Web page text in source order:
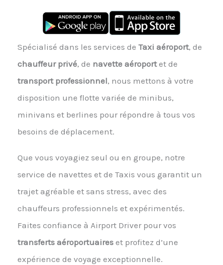
Spécialisé dans les services de Taxi aéroport, de
chauffeur privé, de navette aéroportet de
transport professionnel, nous mettons à votre
disposition une flotte variée de minibus,
minivans et berlines pour répondre à tous vos
besoins de déplacement.
Que vous voyagiez seul ou en groupe, notre
service de navettes et de Taxis vous garantit un
trajet agréable et sans stress, avec des
chauffeurs professionnels et expérimentés.
Faites confiance à Airport Driver pour vos
transferts aéroportuaireset profitez d’une
expérience de voyage exceptionnelle.